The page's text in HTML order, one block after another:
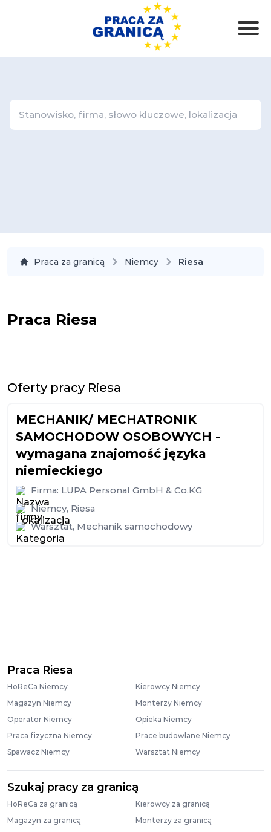
Praca za granicą Niemcy Riesa
Praca Riesa
Oferty pracy Riesa
MECHANIK/ MECHATRONIK
SAMOCHODOW OSOBOWYCH -
wymagana znajomość języka
niemieckiego
Firma: LUPA Personal GmbH & Co.KG
Niemcy, Riesa
Warsztat, Mechanik samochodowy
Praca Riesa
HoReCa Niemcy
Kierowcy Niemcy
Magazyn Niemcy
Monterzy Niemcy
Operator Niemcy
Opieka Niemcy
Praca fizyczna Niemcy
Prace budowlane Niemcy
Spawacz Niemcy
Warsztat Niemcy
Szukaj pracy za granicą
HoReCa za granicą
Kierowcy za granicą
Magazyn za granicą
Monterzy za granicą